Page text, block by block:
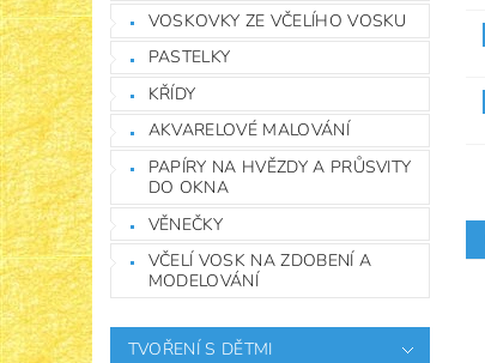
VOSKOVKY ZE VČELÍHO VOSKU
PASTELKY
KŘÍDY
AKVARELOVÉ MALOVÁNÍ
PAPÍRY NA HVĚZDY A PRŮSVITY
DO OKNA
VĚNEČKY
VČELÍ VOSK NA ZDOBENÍ A
MODELOVÁNÍ
TVOŘENÍ S DĚTMI